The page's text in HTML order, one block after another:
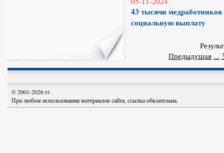
43 тысячи
социальную выплату
Предыдущая ...
© 2001-2026 гг.
При любом использовании материалов сайта, ссылка обязательна.